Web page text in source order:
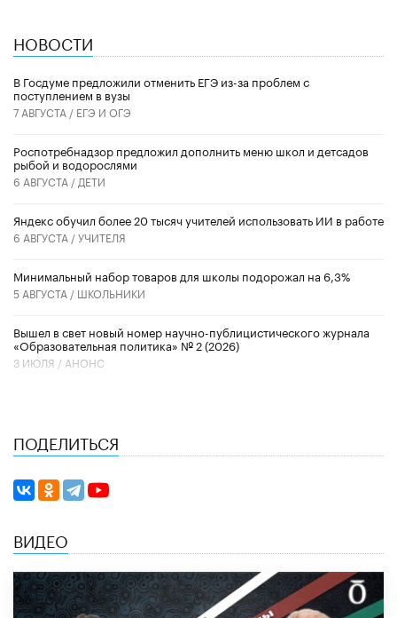
НОВОСТИ
В Госдуме предложили отменить ЕГЭ из-за проблем с
поступлением в вузы
7 АВГУСТА / ЕГЭ И ОГЭ
Роспотребнадзор предложил дополнить меню школ и детсадов
рыбой и водорослями
6 АВГУСТА / ДЕТИ
​Яндекс обучил более 20 тысяч учителей использовать ИИ в работе
6 АВГУСТА /УЧИТЕЛЯ
Минимальный набор товаров для школы подорожал на 6,3%
5 АВГУСТА / ШКОЛЬНИКИ
Вышел в свет новый номер научно-публицистического журнала
«Образовательная политика» № 2 (2026)
3 ИЮЛЯ / АНОНС
ПОДЕЛИТЬСЯ
ВИДЕО